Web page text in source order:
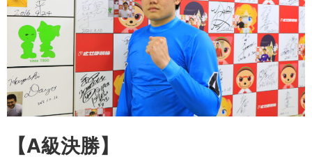
【A級決勝】